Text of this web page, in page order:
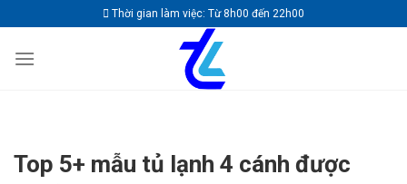
to
content
Thời gian làm việc: Từ 8h00 đến 22h00
Top 5+ mẫu tủ lạnh 4 cánh được